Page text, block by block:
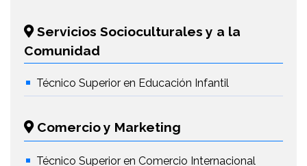
Servicios Socioculturales y a la
Comunidad
Técnico Superior en Educación Infantil
Comercio y Marketing
Técnico Superior en Comercio Internacional